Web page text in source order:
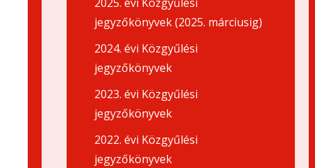
jegyzőkönyvek (2025. márciusig)
2024. évi Közgyűlési
jegyzőkönyvek
2023. évi Közgyűlési
jegyzőkönyvek
2022. évi Közgyűlési
jegyzőkönyvek